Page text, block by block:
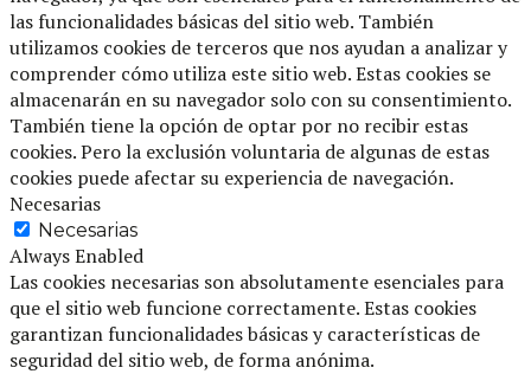
las funcionalidades básicas del sitio web. También
utilizamos cookies de terceros que nos ayudan a analizar y
comprender cómo utiliza este sitio web. Estas cookies se
almacenarán en su navegador solo con su consentimiento.
También tiene la opción de optar por no recibir estas
cookies. Pero la exclusión voluntaria de algunas de estas
cookies puede afectar su experiencia de navegación.
Necesarias
Necesarias
Always Enabled
Las cookies necesarias son absolutamente esenciales para
que el sitio web funcione correctamente. Estas cookies
garantizan funcionalidades básicas y características de
seguridad del sitio web, de forma anónima.